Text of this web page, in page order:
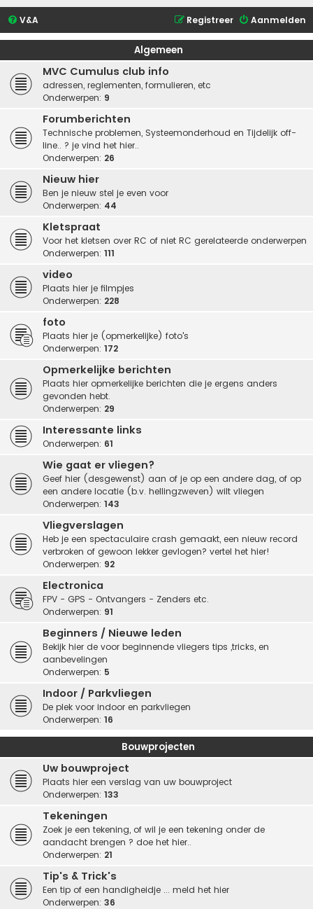
V&A Aanmelden
Registreer
Algemeen
MVC Cumulus club info
adressen, reglementen, formulieren, etc
Onderwerpen: 9
Forumberichten
Technische problemen, Systeemonderhoud en Tijdelijk off-
line.. ? je vind het hier..
Onderwerpen: 26
Nieuw hier
Ben je nieuw stel je even voor
Onderwerpen: 44
Kletspraat
Voor het kletsen over RC of niet RC gerelateerde onderwerpen
Onderwerpen: 111
video
Plaats hier je filmpjes
Onderwerpen: 228
foto
Plaats hier je (opmerkelijke) foto's
Onderwerpen: 172
Opmerkelijke berichten
Plaats hier opmerkelijke berichten die je ergens anders
gevonden hebt.
Onderwerpen: 29
Interessante links
Onderwerpen: 61
Wie gaat er vliegen?
Geef hier (desgewenst) aan of je op een andere dag, of op
een andere locatie (b.v. hellingzweven) wilt vliegen
Onderwerpen: 143
Vliegverslagen
Heb je een spectaculaire crash gemaakt, een nieuw record
verbroken of gewoon lekker gevlogen? vertel het hier!
Onderwerpen: 92
Electronica
FPV - GPS - Ontvangers - Zenders etc.
Onderwerpen: 91
Beginners / Nieuwe leden
Bekijk hier de voor beginnende vliegers tips ,tricks, en
aanbevelingen
Onderwerpen: 5
Indoor / Parkvliegen
De plek voor indoor en parkvliegen
Onderwerpen: 16
Bouwprojecten
Uw bouwproject
Plaats hier een verslag van uw bouwproject
Onderwerpen: 133
Tekeningen
Zoek je een tekening, of wil je een tekening onder de
aandacht brengen ? doe het hier..
Onderwerpen: 21
Tip's & Trick's
Een tip of een handigheidje ... meld het hier
Onderwerpen: 36